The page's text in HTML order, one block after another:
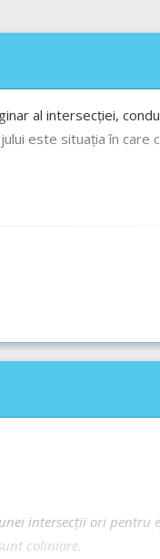
al intersecției,
este situația în care
intersecții ori pentru
coliniare.